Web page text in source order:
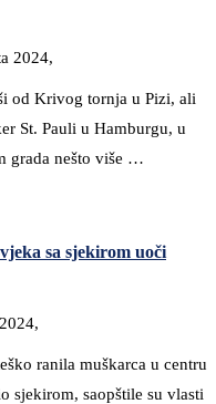
2024,
od Krivog tornja u Pizi, ali
St. Pauli u Hamburgu, u
grada nešto više …
sa sjekirom uoči
ranila muškarca u centru
sjekirom, saopštile su vlasti